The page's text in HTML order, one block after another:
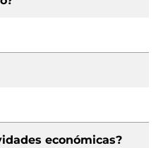
económicas?